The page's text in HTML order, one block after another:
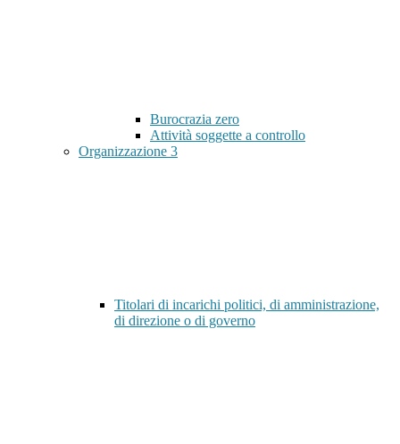
Burocrazia zero
Attività soggette a controllo
Organizzazione 3
Titolari di incarichi politici, di amministrazione,
di direzione o di governo